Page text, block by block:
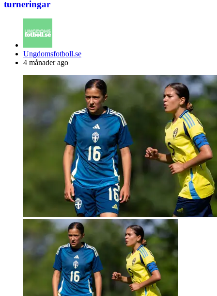
turneringar
Posted
by
Ungdomsfotboll.se
4 månader ago